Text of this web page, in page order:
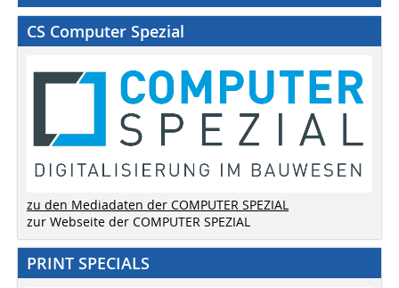
CS Computer Spezial
zu den Mediadaten der COMPUTER SPEZIAL
zur Webseite der COMPUTER SPEZIAL
PRINT SPECIALS